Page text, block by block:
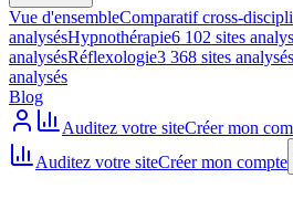
Vue d'ensembleComparatif cross-
analysésHypnothérapie6 102 sites
analysésRéflexologie3 368 sites analysés
analysés
Blog
Auditez votre siteCréer mon
Auditez votre siteCréer mon compte